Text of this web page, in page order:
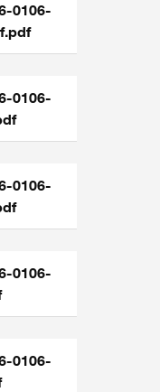
0106-
0106-
0106-
0106-
0106-